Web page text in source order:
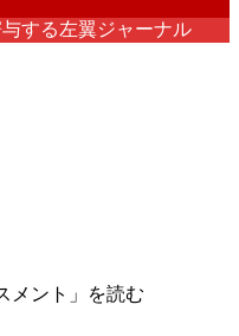
する左翼ジャーナル
メント」を読む